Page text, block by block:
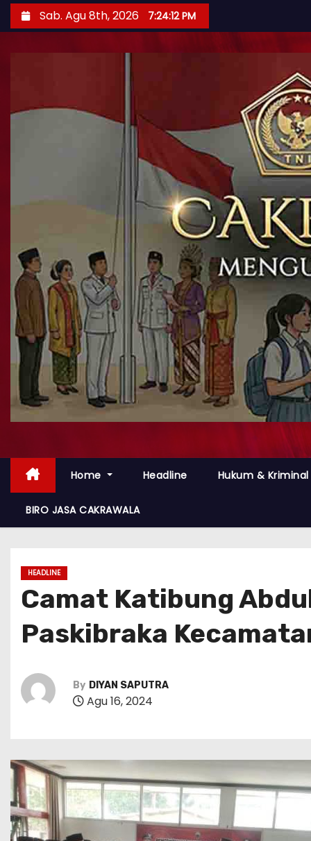
Sab. Agu 8th, 2026 7:24:14 PM
Home Headline Hukum & Kriminal
BIRO JASA CAKRAWALA
HEADLINE
Camat Katibung
Paskibraka
By DIYAN SAPUTRA
Agu 16, 2024